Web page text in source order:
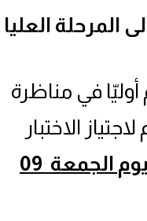
المرحلة العليا
في مناظرة
لاجتياز الاختبار
يوم الجمعة 09